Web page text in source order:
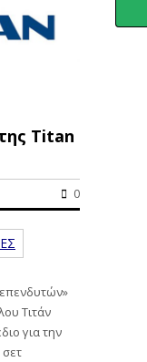
Titan
0
Τιτάν
για την